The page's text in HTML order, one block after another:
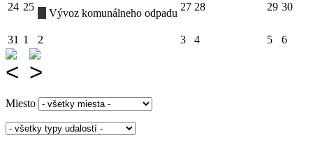
24 25
Vývoz komunálneho odpadu
27 28 29 30
31 1 2 3 4 5 6
Miesto